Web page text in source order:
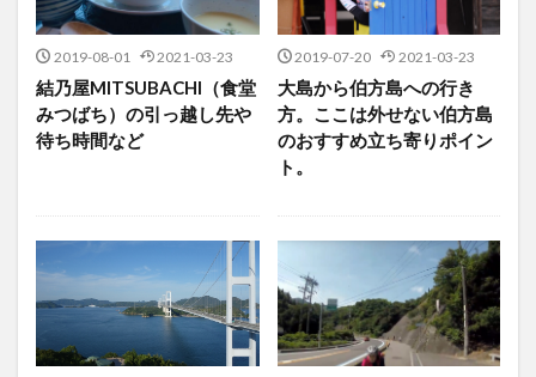
2019-08-01 2021-03-23
結乃屋MITSUBACHI（食堂
みつばち）の引っ越し先や
待ち時間など
2019-07-20 2021-03-23
大島から伯方島への行き
方。ここは外せない伯方島
のおすすめ立ち寄りポイン
ト。